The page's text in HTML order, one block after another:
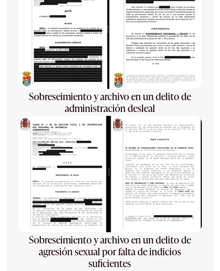
Sobreseimiento y archivo en un delito de
administración desleal
Sobreseimiento y archivo en un delito de
agresión sexual por falta de indicios
suficientes